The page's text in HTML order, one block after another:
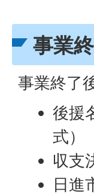
事業
事業終了
後援
式）
収支
日進